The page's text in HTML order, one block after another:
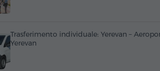
Trasferimento individuale: Yerevan –
Yerevan